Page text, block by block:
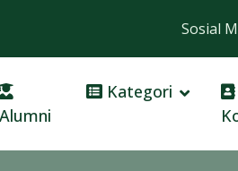
Sosial
Alumni
Kategori